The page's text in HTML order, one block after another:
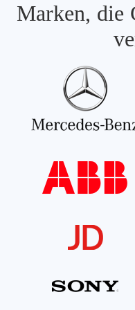
Marken, die